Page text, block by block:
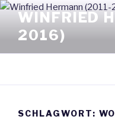
Zum
Inhalt
springen
WINFRIED
2016)
SCHLAGWORT: